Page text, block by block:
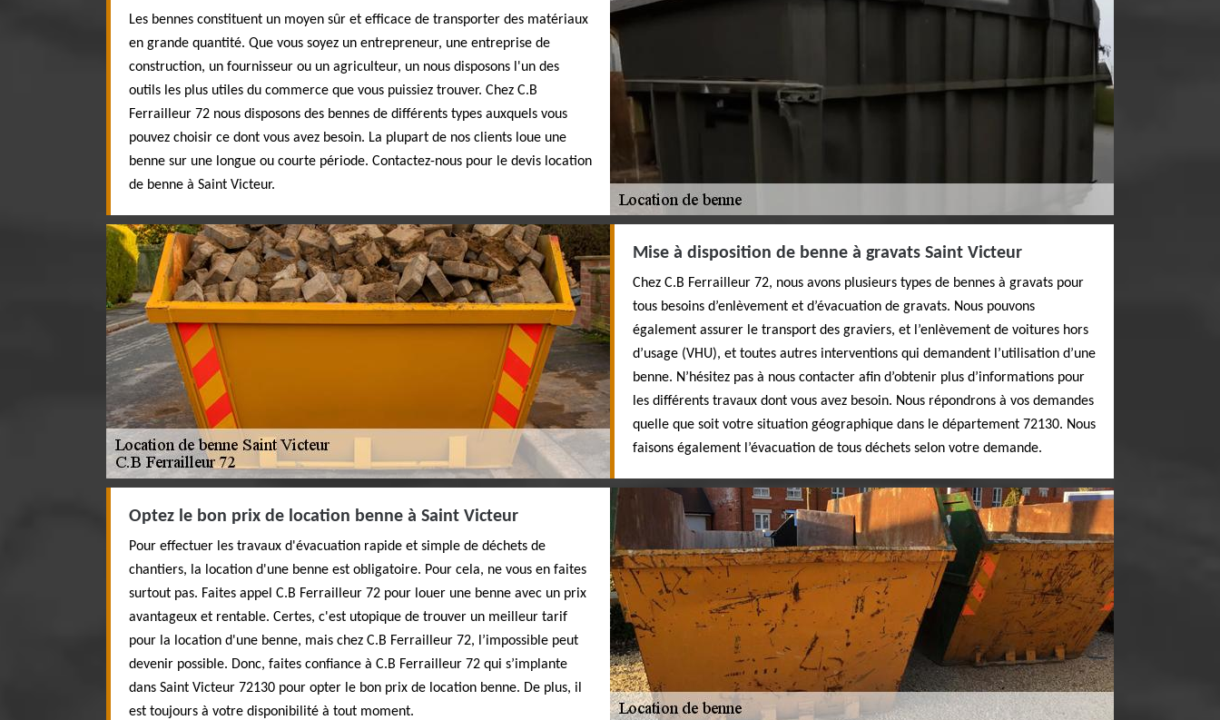
Les bennes constituent un moyen sûr et efficace de transporter des matériaux
en grande quantité. Que vous soyez un entrepreneur, une entreprise de
construction, un fournisseur ou un agriculteur, un nous disposons l'un des
outils les plus utiles du commerce que vous puissiez trouver. Chez C.B
Ferrailleur 72 nous disposons des bennes de différents types auxquels vous
pouvez choisir ce dont vous avez besoin. La plupart de nos clients loue une
benne sur une longue ou courte période. Contactez-nous pour le devis location
de benne à Saint Victeur.
Mise à disposition de benne à gravats Saint Victeur
Chez C.B Ferrailleur 72, nous avons plusieurs types de bennes à gravats pour
tous besoins d’enlèvement et d’évacuation de gravats. Nous pouvons
également assurer le transport des graviers, et l’enlèvement de voitures hors
d’usage (VHU), et toutes autres interventions qui demandent l’utilisation d’une
benne. N’hésitez pas à nous contacter afin d’obtenir plus d’informations pour
les différents travaux dont vous avez besoin. Nous répondrons à vos demandes
quelle que soit votre situation géographique dans le département 72130. Nous
faisons également l’évacuation de tous déchets selon votre demande.
Optez le bon prix de location benne à Saint Victeur
Pour effectuer les travaux d'évacuation rapide et simple de déchets de
chantiers, la location d'une benne est obligatoire. Pour cela, ne vous en faites
surtout pas. Faites appel C.B Ferrailleur 72 pour louer une benne avec un prix
avantageux et rentable. Certes, c'est utopique de trouver un meilleur tarif
pour la location d'une benne, mais chez C.B Ferrailleur 72, l’impossible peut
devenir possible. Donc, faites confiance à C.B Ferrailleur 72 qui s’implante
dans Saint Victeur 72130 pour opter le bon prix de location benne. De plus, il
est toujours à votre disponibilité à tout moment.